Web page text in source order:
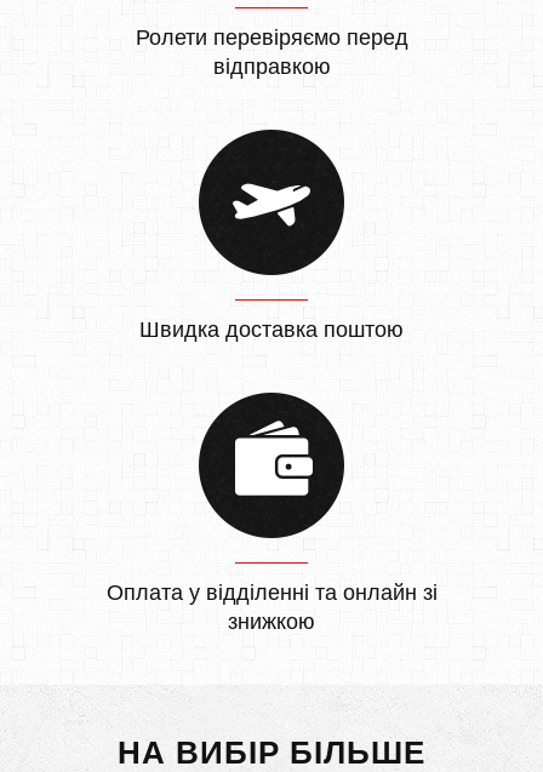
Ролети перевіряємо перед
відправкою
Швидка доставка поштою
Оплата у відділенні та онлайн зі
знижкою
НА ВИБІР БІЛЬШЕ